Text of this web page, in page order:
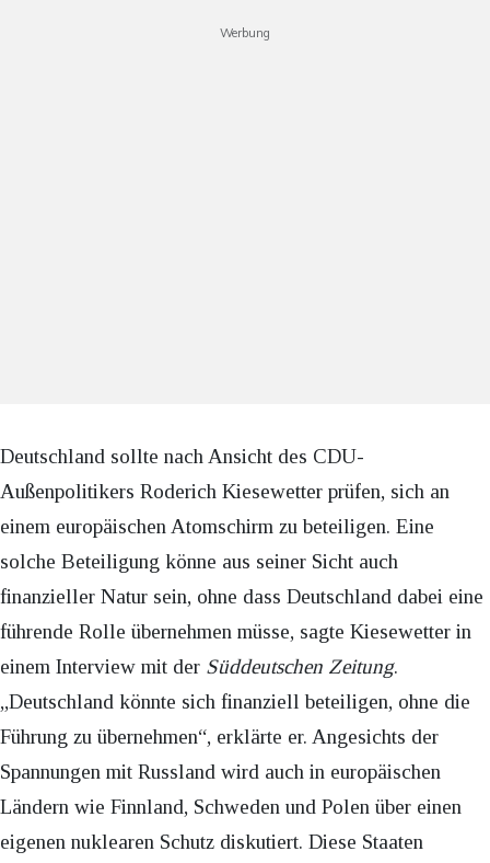
Werbung
Deutschland sollte nach Ansicht des CDU-
Außenpolitikers Roderich Kiesewetter prüfen, sich an
einem europäischen Atomschirm zu beteiligen. Eine
solche Beteiligung könne aus seiner Sicht auch
finanzieller Natur sein, ohne dass Deutschland dabei eine
führende Rolle übernehmen müsse, sagte Kiesewetter in
einem Interview mit der Süddeutschen Zeitung.
„Deutschland könnte sich finanziell beteiligen, ohne die
Führung zu übernehmen“, erklärte er. Angesichts der
Spannungen mit Russland wird auch in europäischen
Ländern wie Finnland, Schweden und Polen über einen
eigenen nuklearen Schutz diskutiert. Diese Staaten